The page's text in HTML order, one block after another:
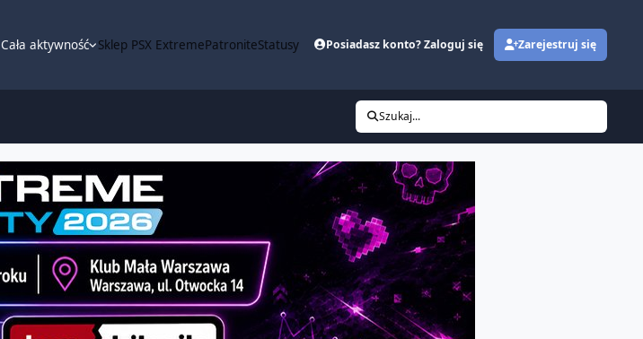
Cała aktywność Sklep PSX ExtremePatroniteStatusy Posiadasz konto? Zaloguj się Zarejestruj się
Szukaj...